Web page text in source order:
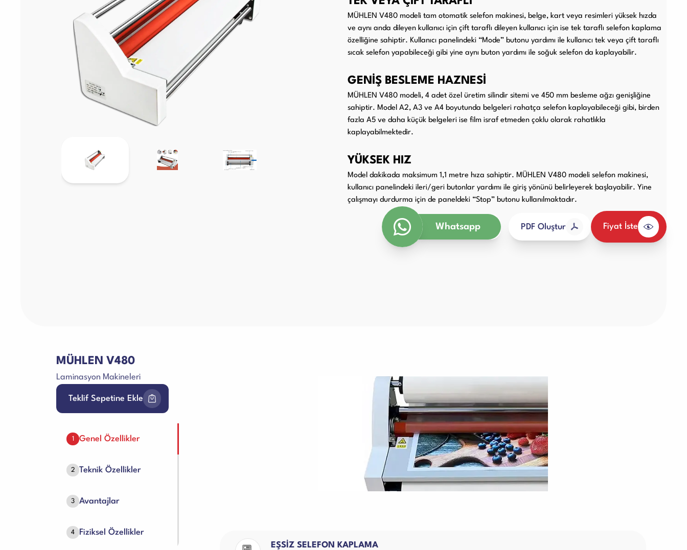
Sarf Malzemeleri Paketleme Dolgu Makinaları Diğer Ürünler
MÜHLEN V480 modeli tam otomatik selefon makinesi, belge, kart veya resimleri yüksek hızda
ve aynı anda dileyen kullanıcı için çift taraflı dileyen kullanıcı için ise tek taraflı selefon kaplama
özelliğine sahiptir. Kullanıcı panelindeki “Mode” butonu yardımı ile kullanıcı tek veya çift taraflı
sıcak selefon yapabileceği gibi yine aynı buton yardımı ile soğuk selefon da kaplayabilir.
GENİŞ BESLEME HAZNESİ
MÜHLEN V480 modeli, 4 adet özel üretim silindir sitemi ve 450 mm besleme ağzı genişliğine
sahiptir. Model A2, A3 ve A4 boyutunda belgeleri rahatça selefon kaplayabileceği gibi, birden
fazla A5 ve daha küçük belgeleri ise film israf etmeden çoklu olarak rahatlıkla
kaplayabilmektedir.
YÜKSEK HIZ
Model dakikada maksimum 1,1 metre hıza sahiptir. MÜHLEN V480 modeli selefon makinesi,
kullanıcı panelindeki ileri/geri butonlar yardımı ile giriş yönünü belirleyerek başlayabilir. Yine
çalışmayı durdurma için de paneldeki “Stop” butonu kullanılmaktadır.
Whatsapp PDF Oluştur Fiyat İste
MÜHLEN V480
Laminasyon Makineleri
Teklif Sepetine Ekle
1 Genel Özellikler
2 Teknik Özellikler
3 Avantajlar
4
Fiziksel Özellikler
EŞSİZ SELEFON KAPLAMA